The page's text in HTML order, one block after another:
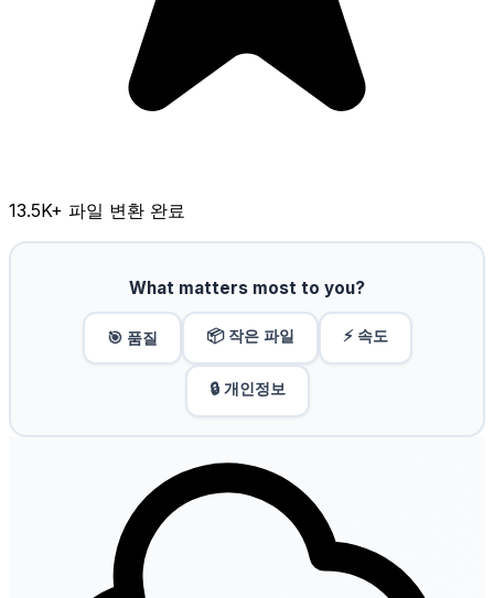
13.5K+ 파일 변환 완료
What matters most to you?
🎯 품질 📦 작은 파일 ⚡ 속도
🔒 개인정보